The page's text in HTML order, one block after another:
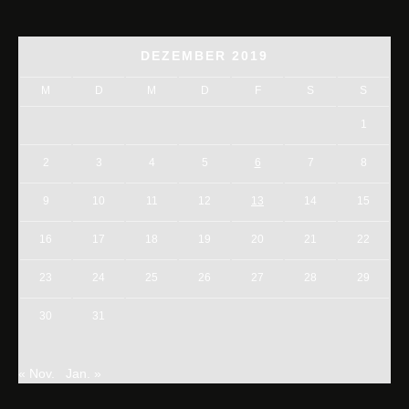
DEZEMBER 2019
M D M D F S S
1
2 3 5 6 7 8
9 10 11 12 13 14 15
16 17 18 19 20 21 22
23 24 25 26 27 28 29
30 31
« Nov. Jan. »